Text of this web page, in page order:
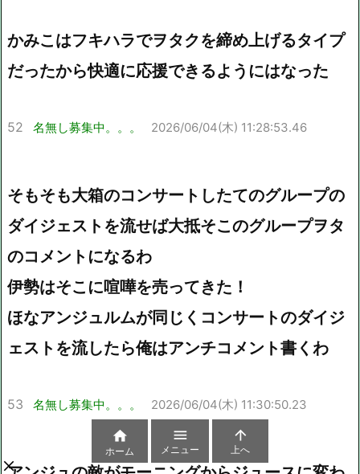
かみこはフキハラでヲタクを締め上げるタイプ
だったから快適に応援できるようにはなった
52 名無し募集中。。。 2026/06/04(木) 11:28:53.46
そもそも大箱のコンサートしたてのグループの
ダイジェストを流せば大抵そこのグループヲタ
のコメントになるわ
伊勢はそこに喧嘩を売ってきた！
ほなアンジュルムが同じくコンサートのダイジ
ェストを流したら俺はアンチコメント書くわ
53 名無し募集中。。。 2026/06/04(木) 11:30:50.23

ホーム

メニュー

上へ